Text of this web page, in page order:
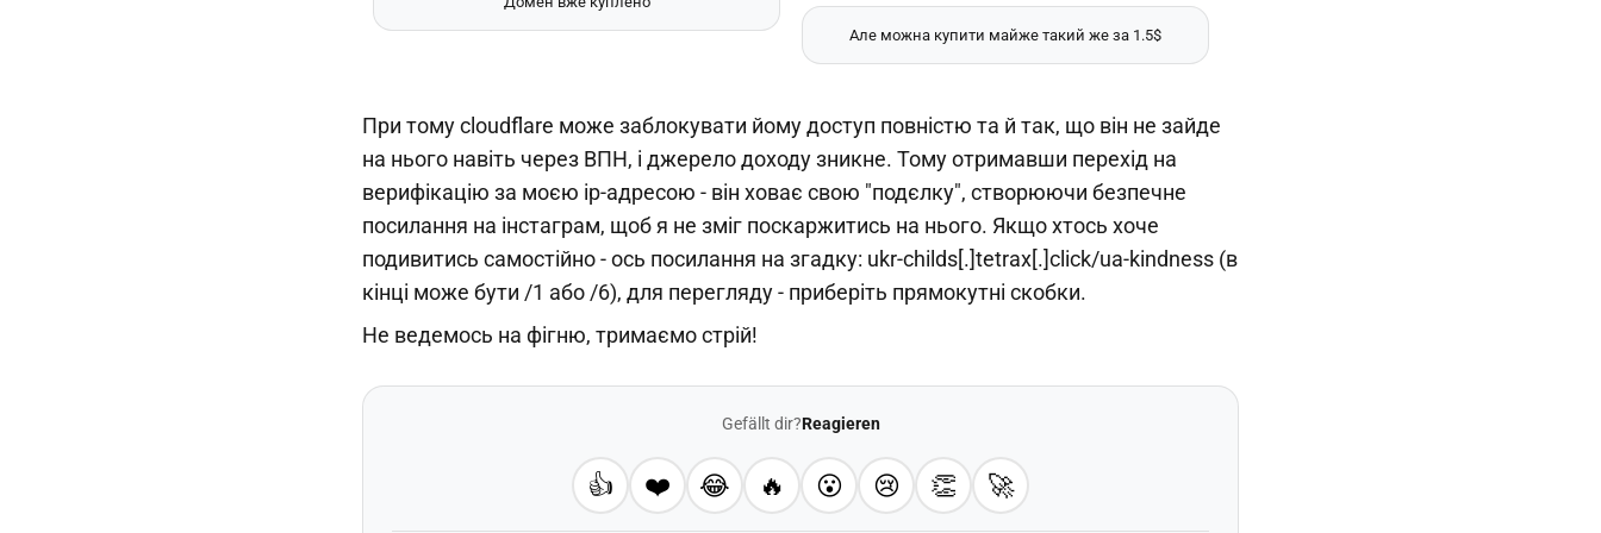
Але можна купити майже такий же за 1.5$
При тому cloudflare може заблокувати йому доступ повністю та й так, що він не зайде
на нього навіть через ВПН, і джерело доходу зникне. Тому отримавши перехід на
верифікацію за моєю ір-адресою - він ховає свою "подєлку", створюючи безпечне
посилання на інстаграм, щоб я не зміг поскаржитись на нього. Якщо хтось хоче
подивитись самостійно - ось посилання на згадку: ukr-childs[.]tetrax[.]click/ua-kindness (в
кінці може бути /1 або /6), для перегляду - приберіть прямокутні скобки.
Не ведемось на фігню, тримаємо стрій!
Gefällt dir?Reagieren
👍 ❤️ 😂 🔥 😮 😢 👏 🚀